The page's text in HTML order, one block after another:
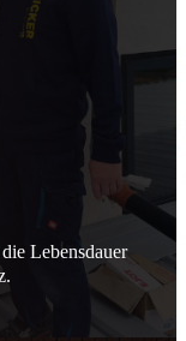
Lebensdauer